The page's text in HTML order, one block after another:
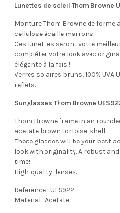
Lunettes de soleil Thom Browne
Monture Thom Browne de forme
cellulose écaille marrons.
Ces lunettes seront votre
compléter votre look avec
élégante à la fois !
Verres solaires bruns, 100% UVA
reflets.
Sunglasses Thom Browne
Thom Browne frame in an
acetate brown tortoise-shell .
These glasses will be your best
look with originality. A robust
time!
High-quality lenses.
Reference : UES922
Material : Acetate